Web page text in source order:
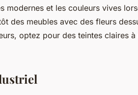
modernes et les couleurs vives
des meubles avec des fleurs
optez pour des teintes claires